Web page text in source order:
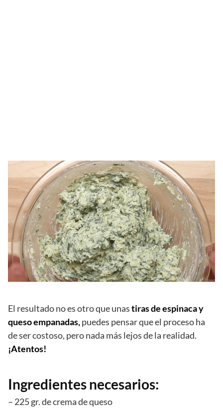
El resultado no es otro que unastiras de espinaca y
queso empanadas,puedes pensar que el proceso ha
de ser costoso, pero nada más lejos de la realidad.
¡Atentos!
Ingredientes necesarios:
– 225 gr. de crema de queso